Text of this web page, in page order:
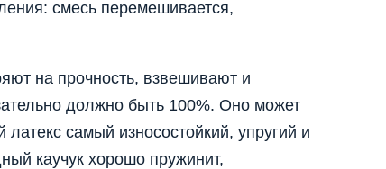
смесь перемешивается,
на прочность, взвешивают и
должно быть 100%. Оно может
самый износостойкий, упругий и
каучук хорошо пружинит,